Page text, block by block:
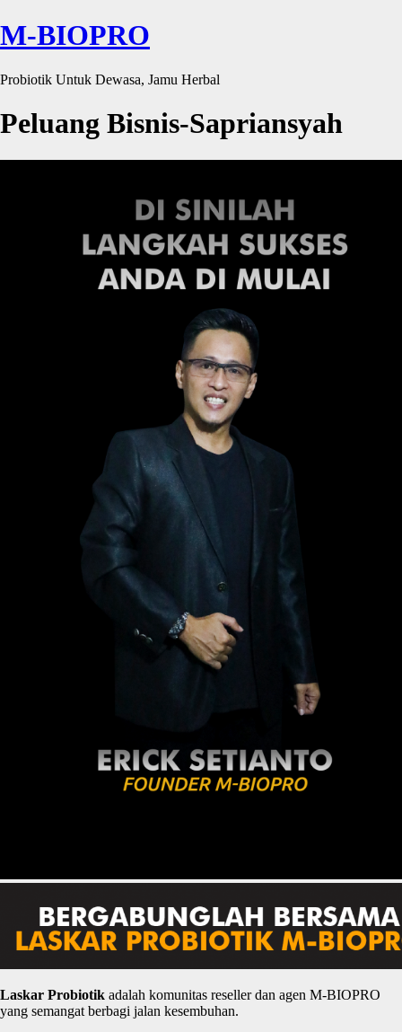
M-BIOPRO
Probiotik Untuk Dewasa, Jamu Herbal
Peluang Bisnis-Sapriansyah
Laskar Probiotik adalah komunitas reseller dan agen M-BIOPRO
yang semangat berbagi jalan kesembuhan.